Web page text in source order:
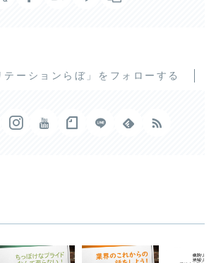
テーションらぼ」をフォローする